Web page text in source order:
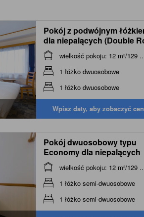
Pokój z podwójnym
dla niepalących (Double
- Non-Smoking)
wielkość pokoju: 12 m²/129
1 łóżko dwuosobowe
1 łóżko dwuosobowe
Wpisz daty, aby zobaczyć
Pokój dwuosobowy typu
Economy dla niepalących
(Economy Double Room -
Non-Smoking)
wielkość pokoju: 12 m²/129
1 łóżko semi-dwuosobowe
1 łóżko semi-dwuosobowe